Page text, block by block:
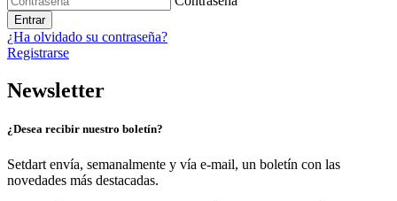
Entrar
¿Ha olvidado su contraseña?
Registrarse
Newsletter
¿Desea recibir nuestro boletín?
Setdart envía, semanalmente y vía e-mail, un boletín con las
novedades más destacadas.